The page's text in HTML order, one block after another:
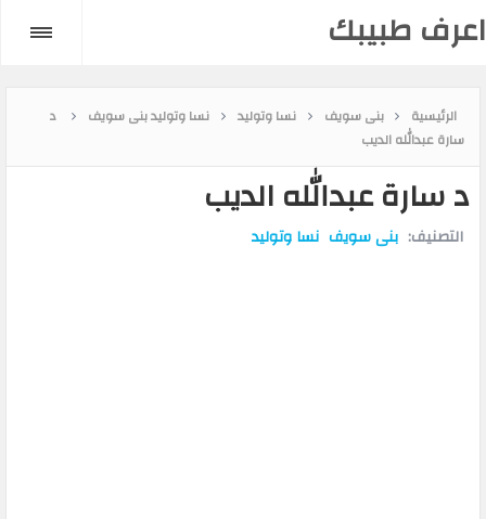
اعرف طبيبك
الرئيسية بنى سويف نسا وتوليد نسا وتوليد بنى سويف
د
سارة عبدالله الديب
د سارة عبدالله الديب
التصنيف: بنى سويف نسا وتوليد